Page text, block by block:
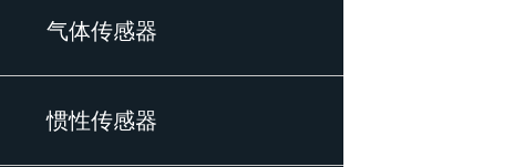
气体传感器
惯性传感器